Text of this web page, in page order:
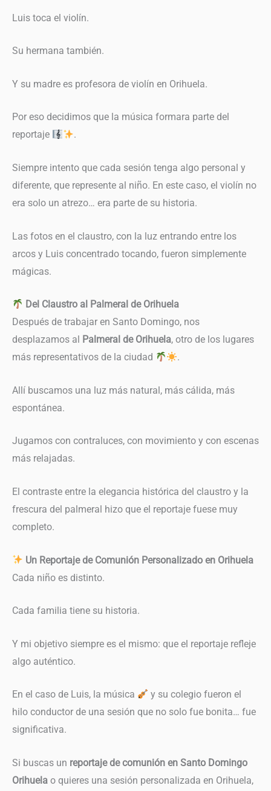
Luis toca el violín.
Su hermana también.
Y su madre es profesora de violín en Orihuela.
Por eso decidimos que la música formara parte del
reportaje
.
Siempre intento que cada sesión tenga algo personal y
diferente, que represente al niño. En este caso, el violín no
era solo un atrezo… era parte de su historia.
Las fotos en el claustro, con la luz entrando entre los
arcos y Luis concentrado tocando, fueron simplemente
mágicas.
Del Claustro al Palmeral de Orihuela
Después de trabajar en Santo Domingo, nos
desplazamos al Palmeral de Orihuela, otro de los lugares
más representativos de la ciudad
.
Allí buscamos una luz más natural, más cálida, más
espontánea.
Jugamos con contraluces, con movimiento y con escenas
más relajadas.
El contraste entre la elegancia histórica del claustro y la
frescura del palmeral hizo que el reportaje fuese muy
completo.
Un Reportaje de Comunión Personalizado en Orihuela
Cada niño es distinto.
Cada familia tiene su historia.
Y mi objetivo siempre es el mismo: que el reportaje refleje
algo auténtico.
En el caso de Luis, la música
y su colegio fueron el
hilo conductor de una sesión que no solo fue bonita… fue
significativa.
Si buscas un reportaje de comunión en Santo Domingo
Orihuela o quieres una sesión personalizada en Orihuela,